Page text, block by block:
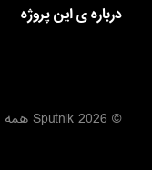
درباره ی این پروژه
© 2026 Sputnik همه حقوق محفوظ است 18+